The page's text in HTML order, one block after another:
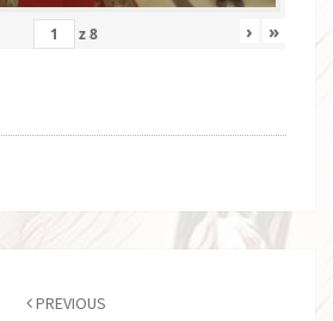
z8 › »
PREVIOUS